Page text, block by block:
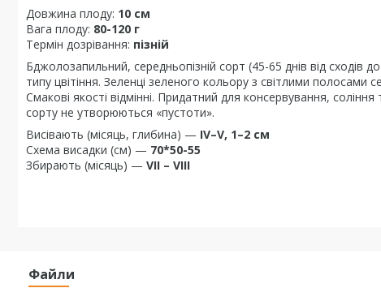
Довжина плоду: 10 см
Вага плоду: 80-120 г
Термін дозрівання: пізній
Бджолозапильний, середньопізній сорт (45-65 днів від
типу цвітіння. Зеленці зеленого кольору з світлими
Смакові якості відмінні. Придатний для консервування,
сорту не утворюються «пустоти».
Висівають (місяць, глибина) — IV–V, 1–2 см
Схема висадки (см) — 70*50-55
Збирають (місяць) — VII – VIII
Файли